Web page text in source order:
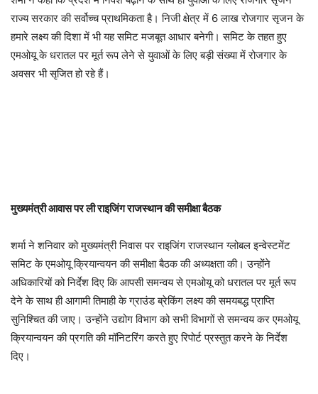
राज्य सरकार की सर्वोच्च प्राथमिकता है। निजी क्षेत्र में 6 लाख रोजगार सृजन के
हमारे लक्ष्य की दिशा में भी यह समिट मजबूत आधार बनेगी। समिट के तहत हुए
एमओयू के धरातल पर मूर्त रूप लेने से युवाओं के लिए बड़ी संख्या में रोजगार के
अवसर भी सृजित हो रहे हैं।
मुख्यमंत्री आवास पर ली राइजिंग राजस्थान की समीक्षा बैठक
शर्मा ने शनिवार को मुख्यमंत्री निवास पर राइजिंग राजस्थान ग्लोबल इन्वेस्टमेंट
समिट के एमओयू क्रियान्वयन की समीक्षा बैठक की अध्यक्षता की। उन्होंने
अधिकारियों को निर्देश दिए कि आपसी समन्वय से एमओयू को धरातल पर मूर्त रूप
देने के साथ ही आगामी तिमाही के ग्राउंड ब्रेकिंग लक्ष्य की समयबद्ध प्राप्ति
सुनिश्चित की जाए। उन्होंने उद्योग विभाग को सभी विभागों से समन्वय कर एमओयू
क्रियान्वयन की प्रगति की मॉनिटरिंग करते हुए रिपोर्ट प्रस्तुत करने के निर्देश
दिए।